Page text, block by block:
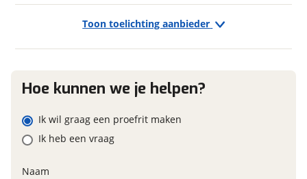
Garanties
Toon toelichting aanbieder
Hoe kunnen we je helpen?
Ik wil graag een proefrit maken
Ik heb een vraag
Naam